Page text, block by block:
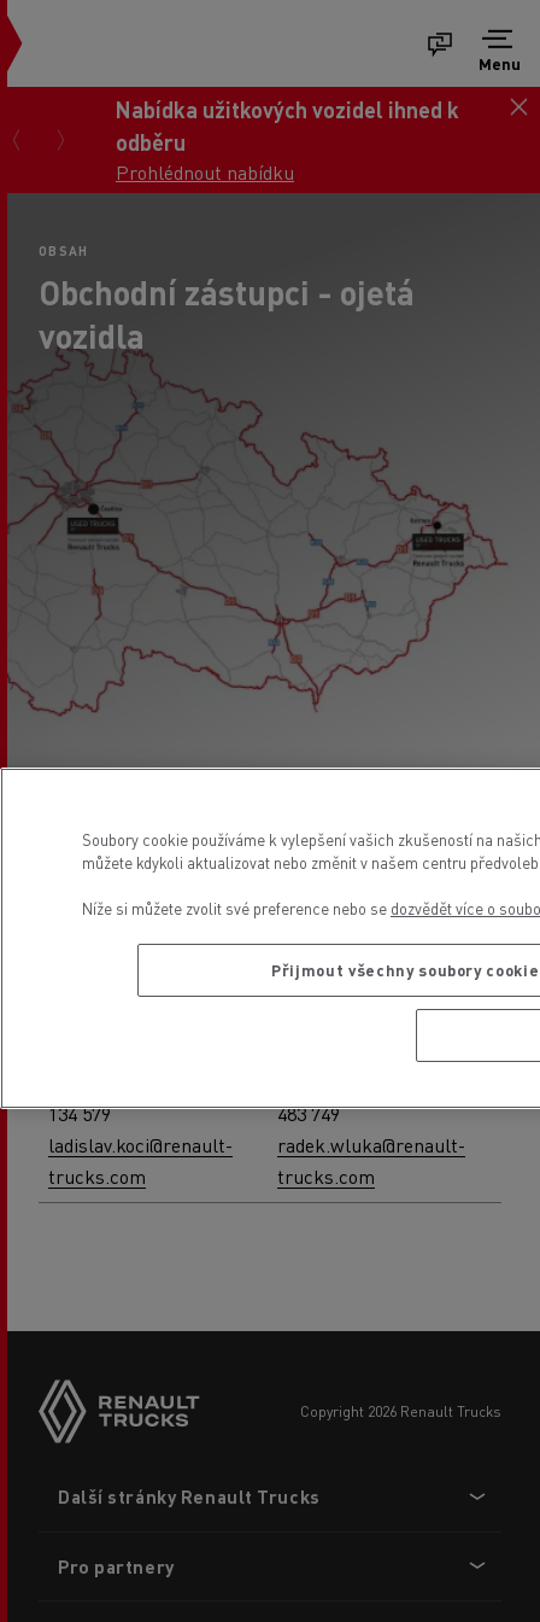
Menu
Nabídka užitkových vozidel ihned k
odběru
Prohlédnout nabídku
OBSAH
Obchodní zástupci - ojetá
vozidla
6. Leden 2026
O nás Obchodní zástupci ojetá vozidla
134 579
ladislav.koci@renault-
trucks.com
USED TRUCKS CENTER
483 749
radek.wluka@renault-
trucks.com
copyright 2026 Renault Trucks
menu
Další stránky Renault Trucks
Pro partnery
Soubory cookie používáme k vylepšení vašich zkušeností na
můžete kdykoli aktualizovat nebo změnit v našem centru
Níže si můžete zvolit své preference nebo se dozvědět více o
Přijmout všechny soubory cookie